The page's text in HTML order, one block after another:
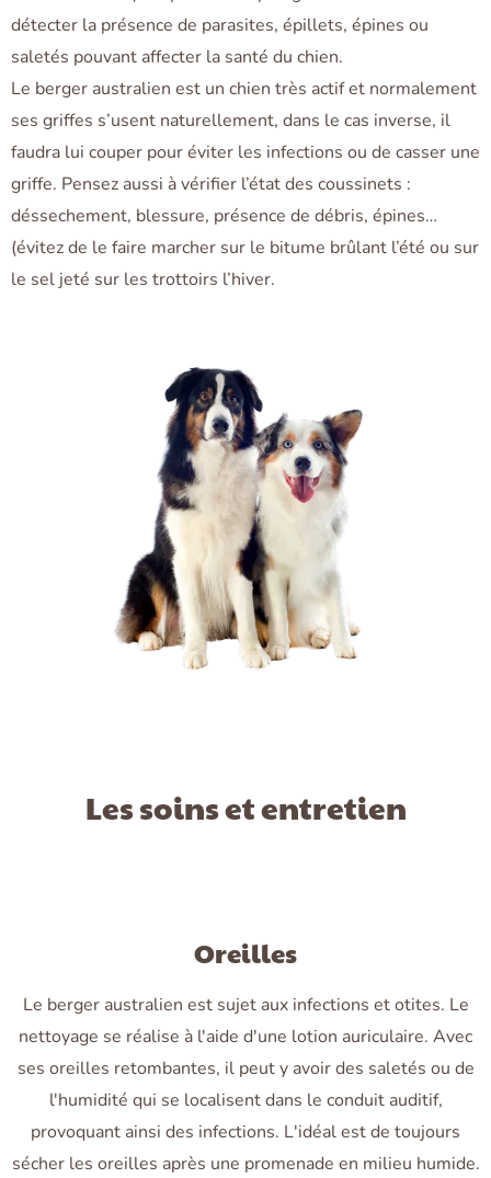
détecter la présence de parasites, épillets, épines ou
saletés pouvant affecter la santé du chien.
Le berger australien est un chien très actif et normalement
ses griffes s’usent naturellement, dans le cas inverse, il
faudra lui couper pour éviter les infections ou de casser une
griffe. Pensez aussi à vérifier l’état des coussinets :
déssechement, blessure, présence de débris, épines…
(évitez de le faire marcher sur le bitume brûlant l’été ou sur
le sel jeté sur les trottoirs l’hiver.
Les soins et entretien
Oreilles
Le berger australien est sujet aux infections et otites. Le
nettoyage se réalise à l'aide d'une lotion auriculaire. Avec
ses oreilles retombantes, il peut y avoir des saletés ou de
l'humidité qui se localisent dans le conduit auditif,
provoquant ainsi des infections. L'idéal est de toujours
sécher les oreilles après une promenade en milieu humide.